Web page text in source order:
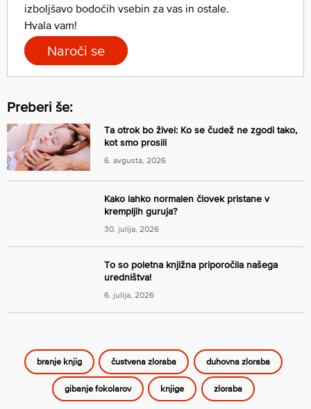
izboljšavo bodočih vsebin za vas in ostale.
Hvala vam!
Naroči se
Preberi še:
Ta otrok bo živel: Ko se čudež ne zgodi tako,
kot smo prosili
6. avgusta, 2026
Kako lahko normalen človek pristane v
krempljih guruja?
30. julija, 2026
To so poletna knjižna priporočila našega
uredništva!
6. julija, 2026
branje knjig čustvena zloraba duhovna zloraba
gibanje fokolarov knjige zloraba